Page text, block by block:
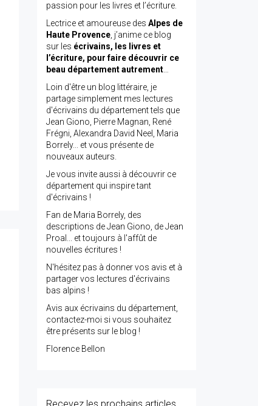
passion pour les livres et l’écriture.
Lectrice et amoureuse des Alpes de
Haute Provence, j’anime ce blog
sur les écrivains, les livres et
l’écriture, pour faire découvrir ce
beau département autrement…
Loin d'être un blog littéraire, je
partage simplement mes lectures
d'écrivains du département tels que
Jean Giono, Pierre Magnan, René
Frégni, Alexandra David Neel, Maria
Borrely... et vous présente de
nouveaux auteurs.
Je vous invite aussi à découvrir ce
département qui inspire tant
d'écrivains !
Fan de Maria Borrely, des
descriptions de Jean Giono, de Jean
Proal... et toujours à l'affût de
nouvelles écritures !
N'hésitez pas à donner vos avis et à
partager vos lectures d'écrivains
bas alpins !
Avis aux écrivains du département,
contactez-moi si vous souhaitez
être présents sur le blog !
Florence Bellon